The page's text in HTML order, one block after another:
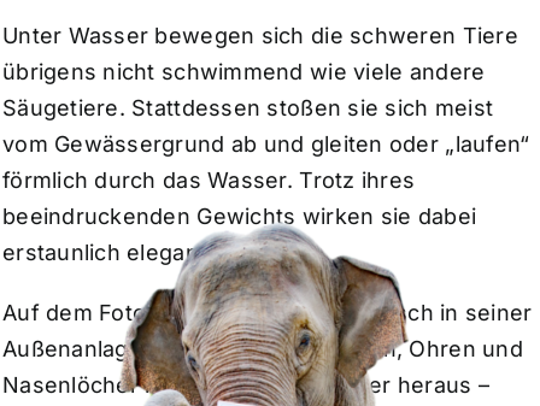
Unter Wasser bewegen sich die schweren Tiere
übrigens nicht schwimmend wie viele andere
Säugetiere. Stattdessen stoßen sie sich meist
vom Gewässergrund ab und gleiten oder „laufen“
förmlich durch das Wasser. Trotz ihres
beeindruckenden Gewichts wirken sie dabei
erstaunlich elegant.
Auf dem Foto ist Flusspferdbulle Platsch in seiner
Außenanlage zu sehen. Seine Augen, Ohren und
Nasenlöcher ragen aus dem Wasser heraus –